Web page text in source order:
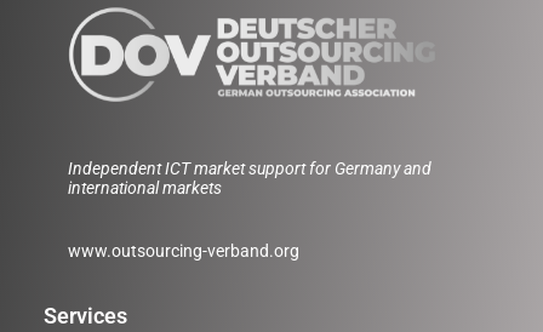
Independent ICT market support for Germany and
international markets
www.outsourcing-verband.org
Services